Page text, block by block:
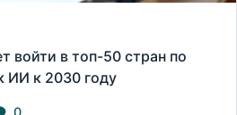
войти в топ-50 стран по
ИИ к 2030 году
0